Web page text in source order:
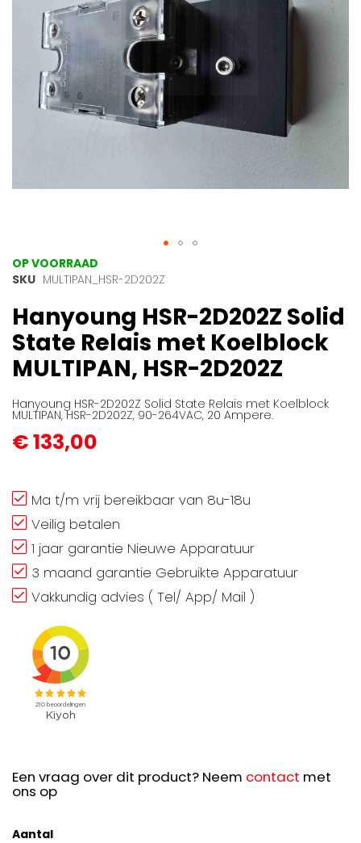
gallerij
Ga
naar
begin
van
de
afbeeldingen-
gallerij
OP VOORRAAD
SKU MULTIPAN_HSR-2D202Z
Hanyoung HSR-2D202Z Solid
State Relais met Koelblock
MULTIPAN, HSR-2D202Z
Hanyoung HSR-2D202Z Solid State Relais met Koelblock
MULTIPAN, HSR-2D202Z, 90-264VAC, 20 Ampere.
€ 133,00
Ma t/m vrij bereikbaar van 8u-18u
Veilig betalen
1 jaar garantie Nieuwe Apparatuur
3 maand garantie Gebruikte Apparatuur
Vakkundig advies ( Tel/ App/ Mail )
Een vraag over dit product? Neem contact met
ons op
Aantal